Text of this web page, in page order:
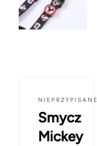
NIEPRZYPISANE
Smycz
Mickey